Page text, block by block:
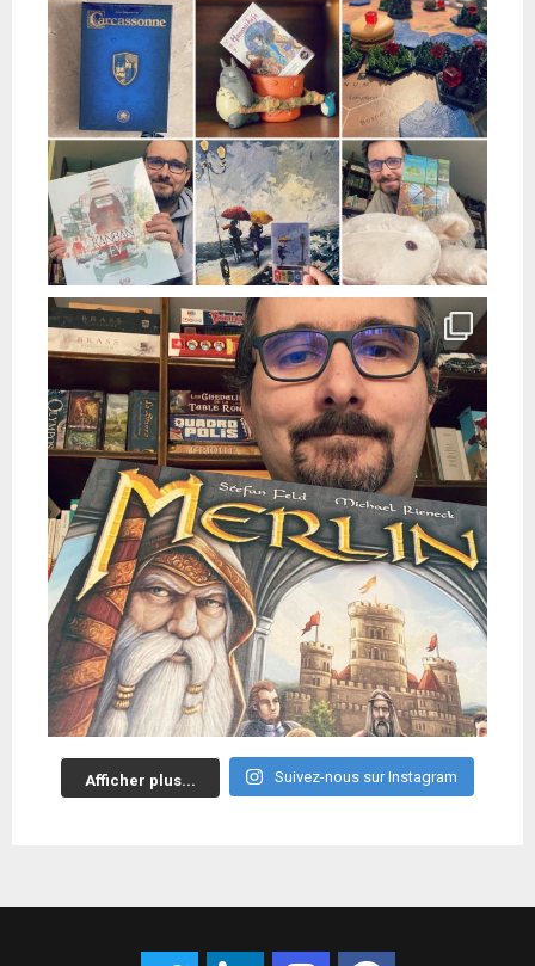
Afficher plus... Suivez-nous sur Instagram